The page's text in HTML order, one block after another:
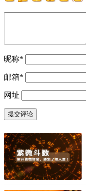
昵称*
邮箱*
网址